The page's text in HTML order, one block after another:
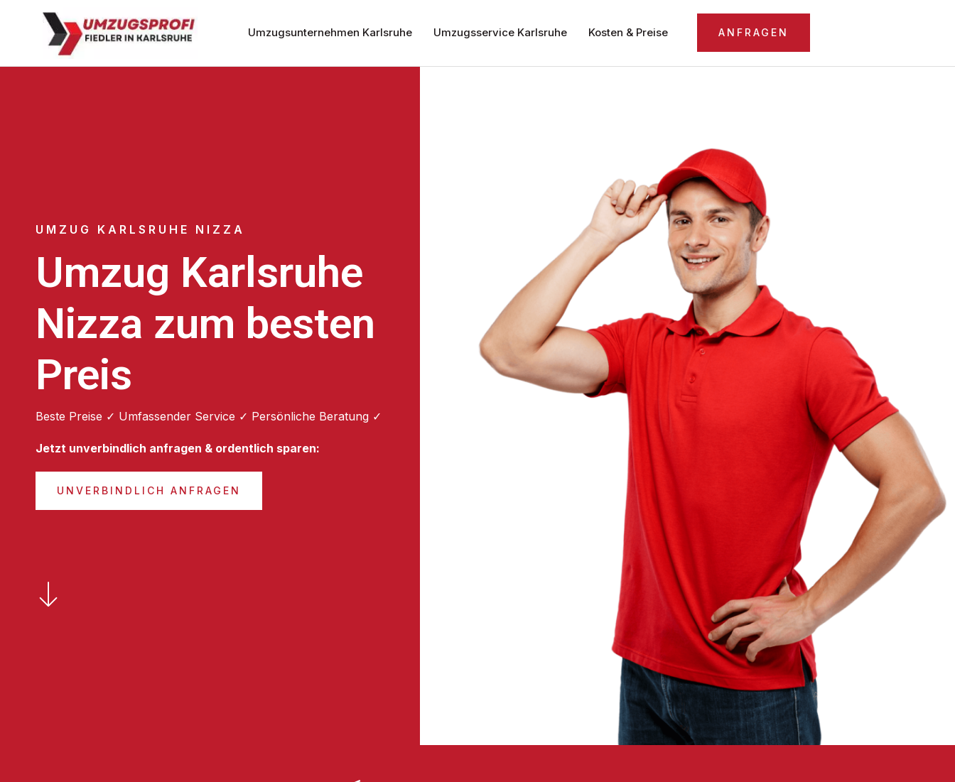
Umzugsunternehmen Karlsruhe Umzugsservice Karlsruhe Kosten & Preise ANFRAGEN
UMZUG KARLSRUHE NIZZA
Umzug Karlsruhe
Nizza zum besten
Preis
Beste Preise ✓ Umfassender Service ✓ Persönliche Beratung ✓
Jetzt unverbindlich anfragen & ordentlich sparen:
UNVERBINDLICH ANFRAGEN